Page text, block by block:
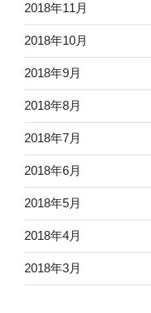
2018年11月
2018年10月
2018年9月
2018年8月
2018年7月
2018年6月
2018年5月
2018年4月
2018年3月